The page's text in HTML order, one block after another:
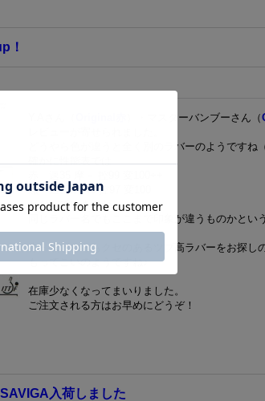
！
）・マスターバンブーさん（
どうやら色が違うと全く別のラバーのようですね
黒 速57 摩40 控97 変100
となっていますが・・・
同じラバー名でもここまで印象が違うものかとい
赤・黒どちらもクセのあるツブ高ラバーをお探し
もってこいのようですね♪
在庫少なくなってまいりました。
ご注文される方はお早めにどうぞ！
入荷しました